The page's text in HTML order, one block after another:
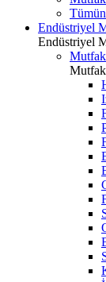
Endüstriyel
Endüstriyel